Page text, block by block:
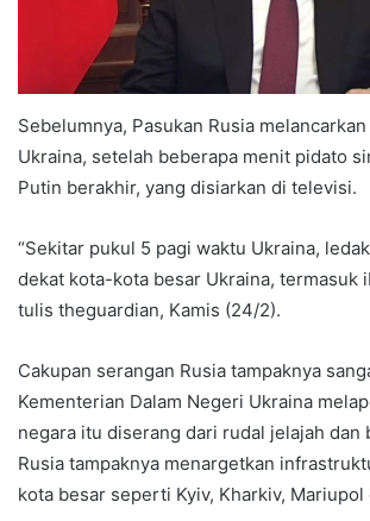
Sebelumnya, Pasukan Rusia
Ukraina, setelah beberapa menit pidato
Putin berakhir, yang disiarkan di televisi.
“Sekitar pukul 5 pagi waktu Ukraina,
dekat kota-kota besar Ukraina, termasuk
tulis theguardian, Kamis (24/2).
Cakupan serangan Rusia tampaknya
Kementerian Dalam Negeri Ukraina
negara itu diserang dari rudal jelajah dan
Rusia tampaknya menargetkan
kota besar seperti Kyiv, Kharkiv, Mariupol